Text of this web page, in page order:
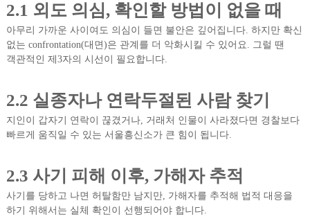
2.1 외도 의심, 확인할 방법이 없을 때
아무리 가까운 사이여도 의심이 들면 불안은 깊어집니다. 하지만 확신
없는 confrontation(대면)은 관계를 더 악화시킬 수 있어요. 그럴 땐
객관적인 제3자의 시선이 필요합니다.
2.2 실종자나 연락두절된 사람 찾기
지인이 갑자기 연락이 끊겼거나, 거래처 인물이 사라졌다면 경찰보다
빠르게 움직일 수 있는 서울흥신소가 큰 힘이 됩니다.
2.3 사기 피해 이후, 가해자 추적
사기를 당하고 나면 허탈함만 남지만, 가해자를 추적해 법적 대응을
하기 위해서는 실체 확인이 선행되어야 합니다.